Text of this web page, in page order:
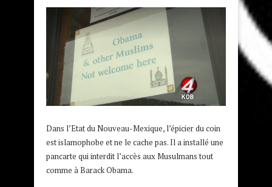
Dans l’Etat du Nouveau-Mexique, l’épicier du coin
est islamophobe et ne le cache pas. Il a installé une
pancarte qui interdit l’accès aux Musulmans tout
comme à Barack Obama.